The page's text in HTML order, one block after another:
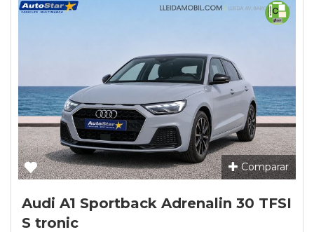
Comparar
Audi A1 Sportback Adrenalin 30 TFSI
S tronic